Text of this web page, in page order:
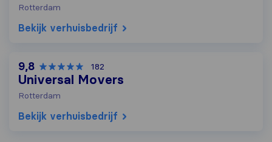
Rotterdam
Bekijk verhuisbedrijf
9,8 182
Universal Movers
Rotterdam
Bekijk verhuisbedrijf